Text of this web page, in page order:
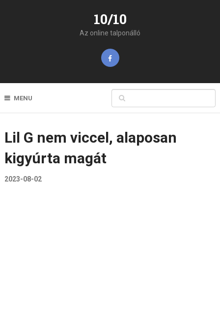
10/10
Az online talponálló
MENU
Lil G nem viccel, alaposan
kigyúrta magát
2023-08-02